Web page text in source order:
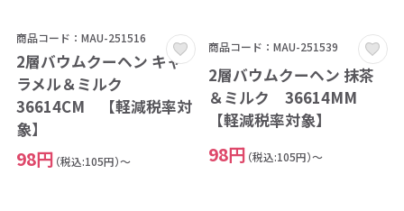
商品コード：MAU-251516
2層バウムクーヘン キャ
ラメル＆ミルク
36614CM 【軽減税率対
象】
98円 （税込:105円）～
商品コード：MAU-251539
2層バウムクーヘン 抹茶
＆ミルク 36614MM
【軽減税率対象】
98円 （税込:105円）～